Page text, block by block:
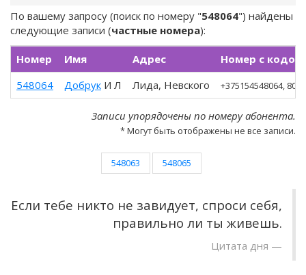
По вашему запросу (поиск по номеру "548064") найдены
следующие записи (частные номера):
Номер Имя Адрес
Номер с кодом
548064
Добрук И Л Лида, Невского +375154548064,
Записи упорядочены по номеру абонента.
* Могут быть отображены не все записи.
548063 548065
Если тебе никто не завидует, спроси себя,
правильно ли ты живешь.
Цитата дня